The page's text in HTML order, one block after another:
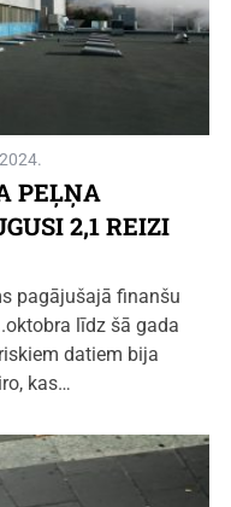
PEĻŅA
2,1 REIZI
pagājušajā finanšu
līdz šā gada
datiem bija
kas…